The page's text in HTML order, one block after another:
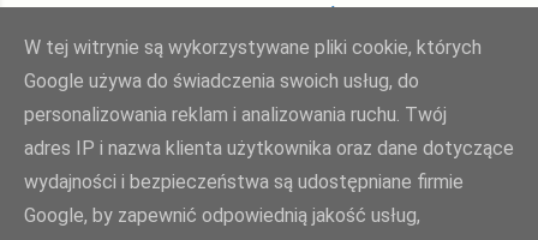
PAPRYKA ZIELONA
W ZALEWIE
SŁODKO - KWAŚNEJ
Udostępnij Prześlij komentarz
SMAŻONY
MORSZCZUK
TUSZKA
Udostępnij Prześlij komentarz
Agnieszka Żuk - Swojskie jedzonko, domowa kuchnia Agi
W tej witrynie są wykorzystywane pliki cookie, których
Google używa do świadczenia swoich usług, do
personalizowania reklam i analizowania ruchu. Twój
adres IP i nazwa klienta użytkownika oraz dane dotyczące
wydajności i bezpieczeństwa są udostępniane firmie
Google, by zapewnić odpowiednią jakość usług,